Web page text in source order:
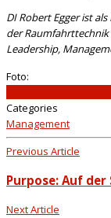
DI Robert Egger ist
der
Leadership,
Foto:
Categories
Management
Previous Article
Purpose: Auf
Next Article